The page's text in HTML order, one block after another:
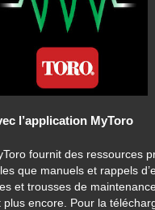
l’application MyToro
fournit des ressources
que manuels et rappels
et trousses de
encore. Pour la